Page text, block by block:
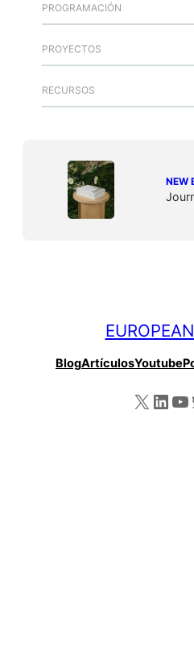
PROGRAMACIÓN
PROYECTOS
RECURSOS
NEW
BlogArtículosYoutube
X LinkedIn YouTube